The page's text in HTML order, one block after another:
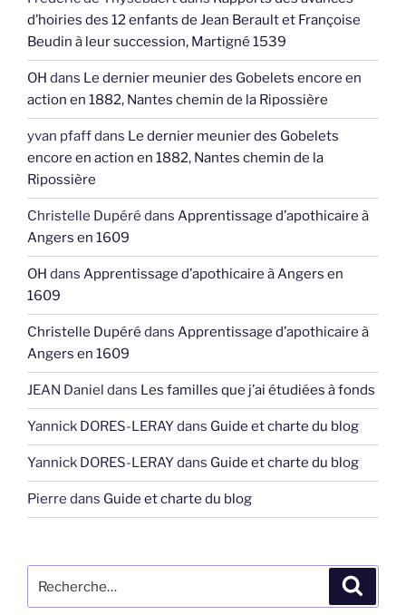
d’hoiries des 12 enfants de Jean Berault et Françoise
Beudin à leur succession, Martigné 1539
OH dans Le dernier meunier des Gobelets encore en
action en 1882, Nantes chemin de la Ripossière
yvan pfaffdans Le dernier meunier des Gobelets
encore en action en 1882, Nantes chemin de la
Ripossière
Christelle Dupéré dans Apprentissage d’apothicaire à
Angers en 1609
OH dans Apprentissage d’apothicaire à Angers en
1609
Christelle Dupéré dans Apprentissage d’apothicaire à
Angers en 1609
JEAN Daniel dans Les familles que j’ai étudiées à fonds
Yannick DORES-LERAYdans Guide et charte du blog
Yannick DORES-LERAYdans Guide et charte du blog
Pierre dans Guide et charte du blog
pour